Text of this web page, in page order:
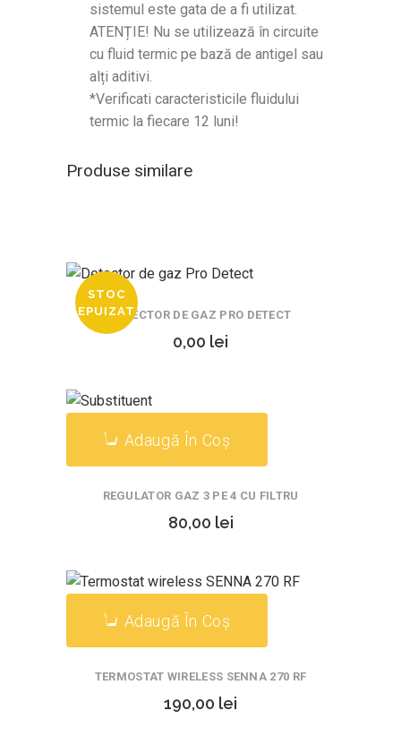
sistemul este gata de a fi utilizat.
ATENȚIE! Nu se utilizează în circuite
cu fluid termic pe bază de antigel sau
alți aditivi.
*Verificati caracteristicile fluidului
termic la fiecare 12 luni!
Produse similare
STOC
EPUIZATDETECTOR DE GAZ PRO DETECT
0,00 lei
Adaugă În Coș
REGULATOR GAZ 3 PE 4 CU FILTRU
80,00 lei
Adaugă În Coș
TERMOSTAT WIRELESS SENNA 270 RF
190,00 lei